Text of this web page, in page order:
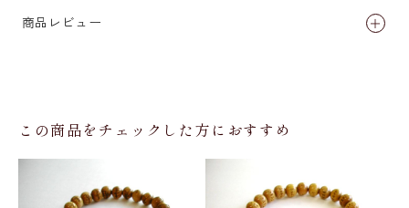
商品レビュー
この商品をチェックした方におすすめ